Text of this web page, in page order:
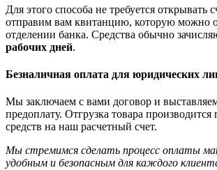
Для этого способа не требуется открывать
отправим вам квитанцию, которую можно
отделении банка. Средства обычно
рабочих дней.
Безналичная оплата для юридических
Мы заключаем с вами договор и
предоплату. Отгрузка товара производится
средств на наш расчетный счет.
Мы стремимся сделать процесс оплаты
удобным и безопасным для каждого